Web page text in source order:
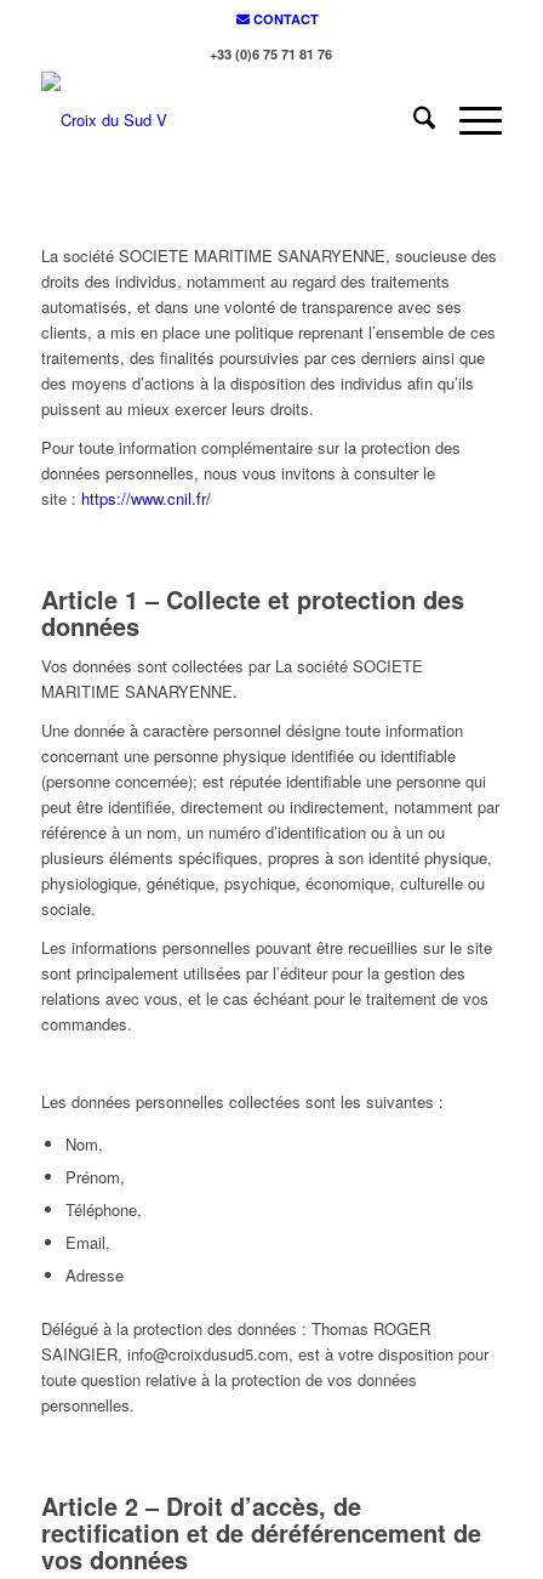
CONTACT
+33 (0)6 75 71 81 76
La société SOCIETE MARITIME SANARYENNE, soucieuse des
droits des individus, notamment au regard des traitements
automatisés, et dans une volonté de transparence avec ses
clients, a mis en place une politique reprenant l’ensemble de ces
traitements, des finalités poursuivies par ces derniers ainsi que
des moyens d’actions à la disposition des individus afin qu’ils
puissent au mieux exercer leurs droits.
Pour toute information complémentaire sur la protection des
données personnelles, nous vous invitons à consulter le
site : https://www.cnil.fr/
Article 1 – Collecte et protection des
données
Vos données sont collectées par La société SOCIETE
MARITIME SANARYENNE.
Une donnée à caractère personnel désigne toute information
concernant une personne physique identifiée ou identifiable
(personne concernée); est réputée identifiable une personne qui
peut être identifiée, directement ou indirectement, notamment par
référence à un nom, un numéro d’identification ou à un ou
plusieurs éléments spécifiques, propres à son identité physique,
physiologique, génétique, psychique, économique, culturelle ou
sociale.
Les informations personnelles pouvant être recueillies sur le site
sont principalement utilisées par l’éditeur pour la gestion des
relations avec vous, et le cas échéant pour le traitement de vos
commandes.
Les données personnelles collectées sont les suivantes :
Nom,
Prénom,
Téléphone,
Email,
Adresse
Délégué à la protection des données : Thomas ROGER
SAINGIER, info@croixdusud5.com, est à votre disposition pour
toute question relative à la protection de vos données
personnelles.
Article 2 – Droit d’accès, de
rectification et de déréférencement de
vos données